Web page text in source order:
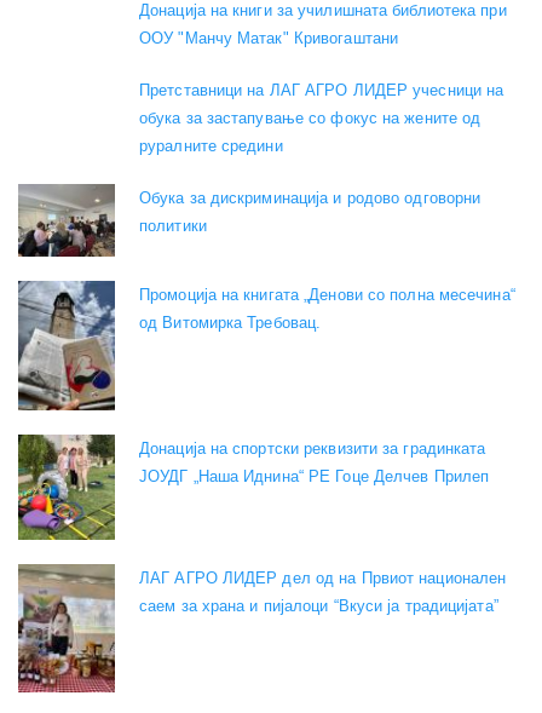
Донација на книги за училишната библиотека при
ООУ "Манчу Матак" Кривогаштани
Претставници на ЛАГ АГРО ЛИДЕР учесници на
обука за застапување со фокус на жените од
руралните средини
Обука за дискриминација и родово одговорни
политики
Промоција на книгата „Денови со полна месечина“
од Витомирка Требовац.
Донација на спортски реквизити за градинката
ЈОУДГ „Наша Иднина“ РЕ Гоце Делчев Прилеп
ЛАГ АГРО ЛИДЕР дел од на Првиот национален
саем за храна и пијалоци “Вкуси ја традицијата”